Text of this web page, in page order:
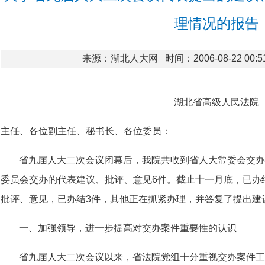
理情况的报告
来源：湖北人大网 时间：2006-08-22
湖北省高级人民法院
主任、各位副主任、秘书长、各位委员：
省九届人大二次会议闭幕后，我院共收到省人大常委会交
委员会交办的代表建议、批评、意见6件。截止十一月底，已
批评、意见，已办结3件，其他正在抓紧办理，并答复了提出
一、加强领导，进一步提高对交办案件重要性的认识
省九届人大二次会议以来，省法院党组十分重视交办案件